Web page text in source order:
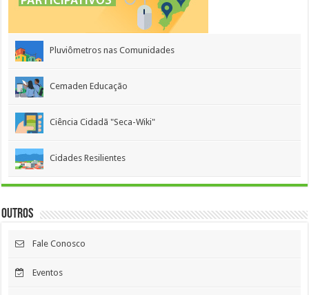
Pluviômetros nas Comunidades
Cemaden Educação
Ciência Cidadã "Seca-Wiki"
Cidades Resilientes
Outros
Fale Conosco
Eventos